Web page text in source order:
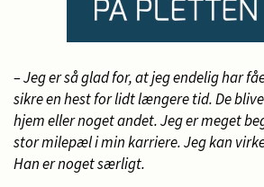
– Jeg er så glad for, at jeg endelig har
sikre en hest for lidt længere tid. De
hjem eller noget andet. Jeg er meget
stor milepæl i min karriere. Jeg kan
Han er noget særligt.